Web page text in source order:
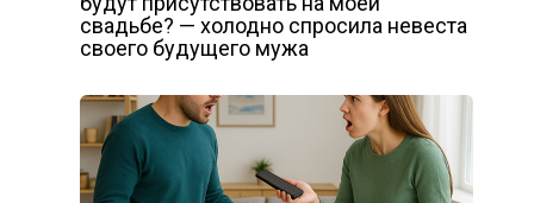
свадьбе? — холодно спросила невеста
своего будущего мужа